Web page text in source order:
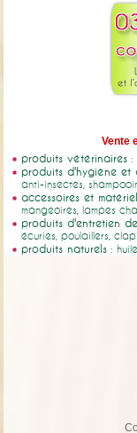
Vente
produits vétérinaires :
produits d'hygiène et
anti-insectes,
accessoires et
mangeoires, lampes
produits d'entretien
écuries, poulaillers,
produits naturels :